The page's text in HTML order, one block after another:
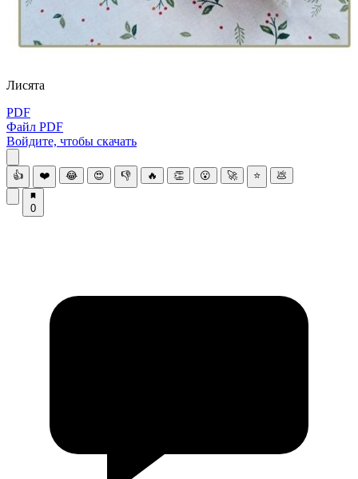
Лисятa
PDF
Файл PDF
Войдите, чтобы скачать
👍 ❤️ 😂 😍 👎 🔥 👏 😮 🚀 ⭐ 💩
0